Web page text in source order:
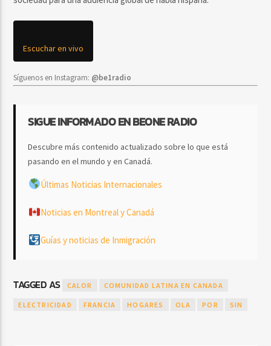
Escuchar en vivo
Síguenos en Instagram: @be1radio
SIGUE INFORMADO EN BEONE RADIO
Descubre más contenido actualizado sobre lo que está
pasando en el mundo y en Canadá.
Últimas Noticias Internacionales
Noticias en Montreal y Canadá
Guías y noticias de Inmigración
TAGGED AS CALOR COMUNIDAD LATINA EN CANADA
ELECTRICIDAD FRANCIA HOGARES OLA POR SIN